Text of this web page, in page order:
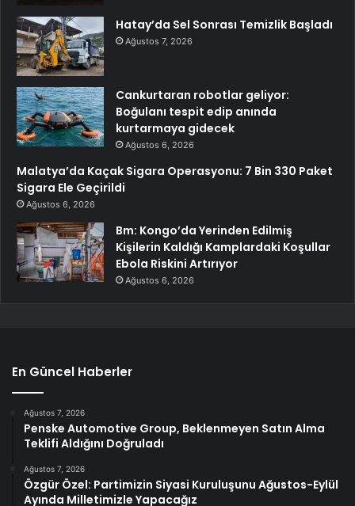
Hatay’da Sel Sonrası Temizlik Başladı
Ağustos 7, 2026
Cankurtaran robotlar geliyor:
Boğulanı tespit edip anında
kurtarmaya gidecek
Ağustos 6, 2026
Malatya’da Kaçak Sigara Operasyonu: 7 Bin 330 Paket
Sigara Ele Geçirildi
Ağustos 6, 2026
Bm: Kongo’da Yerinden Edilmiş
Kişilerin Kaldığı Kamplardaki Koşullar
Ebola Riskini Artırıyor
Ağustos 6, 2026
En Güncel Haberler
Ağustos 7, 2026
Penske Automotive Group, Beklenmeyen Satın Alma
Teklifi Aldığını Doğruladı
Ağustos 7, 2026
Özgür Özel: Partimizin Siyasi Kuruluşunu Ağustos-Eylül
Ayında Milletimizle Yapacağız